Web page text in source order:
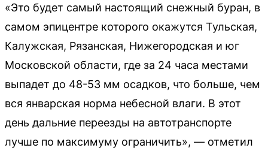
«Это будет самый настоящий снежный буран, в
самом эпицентре которого окажутся Тульская,
Калужская, Рязанская, Нижегородская и юг
Московской области, где за 24 часа местами
выпадет до 48-53 мм осадков, что больше, чем
вся январская норма небесной влаги. В этот
день дальние переезды на автотранспорте
лучше по максимуму ограничить», — отметил